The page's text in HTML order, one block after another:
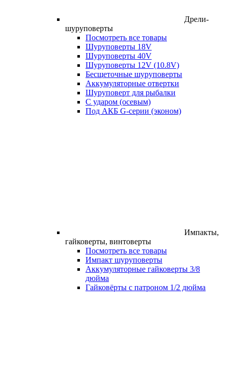
Дрели-
шуруповерты
Посмотреть все товары
Шуруповерты 18V
Шуруповерты 40V
Шуруповерты 12V (10.8V)
Бесщеточные шуруповерты
Аккумуляторные отвертки
Шуруповерт для рыбалки
С ударом (осевым)
Под АКБ G-серии (эконом)
Импакты,
гайковерты, винтоверты
Посмотреть все товары
Импакт шуруповерты
Аккумуляторные гайковерты 3/8
дюйма
Гайковёрты с патроном 1/2 дюйма